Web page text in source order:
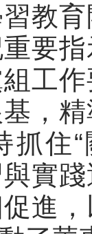
育
要
工
，
抓住
實
進